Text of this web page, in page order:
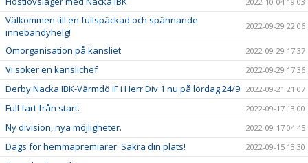
Välkommen till en fullspäckad och spännande
innebandyhelg!
2022-09-29 22:06
Omorganisation på kansliet 2022-09-29 17:37
Vi söker en kanslichef 2022-09-29 17:36
Derby Nacka IBK-Värmdö IF i Herr Div 1 nu på lördag 24/9 2022-09-21 21:07
Full fart från start. 2022-09-17 13:00
Ny division, nya möjligheter. 2022-09-17 04:45
Dags för hemmapremiärer. Säkra din plats! 2022-09-15 13:30